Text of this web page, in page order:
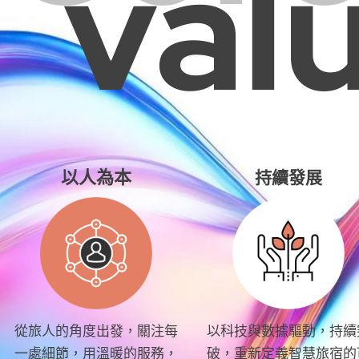
以人為本
從旅人的角度出發，關注每
一處細節，用溫暖的服務，
持續發展
以科技與數據驅動，持
破，重新定義智慧旅宿